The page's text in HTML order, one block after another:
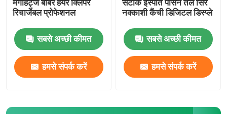
मेगाहर्ट्ज बार्बर हेयर क्लिपर
रिचार्जेबल प्रोफेशनल
सबसे अच्छी कीमत
हमसे संपर्क करें
सटीक इस्पात पीसने तेल सिर
नक्काशी कैंची डिजिटल डिस्प्ले
सबसे अच्छी कीमत
हमसे संपर्क करें